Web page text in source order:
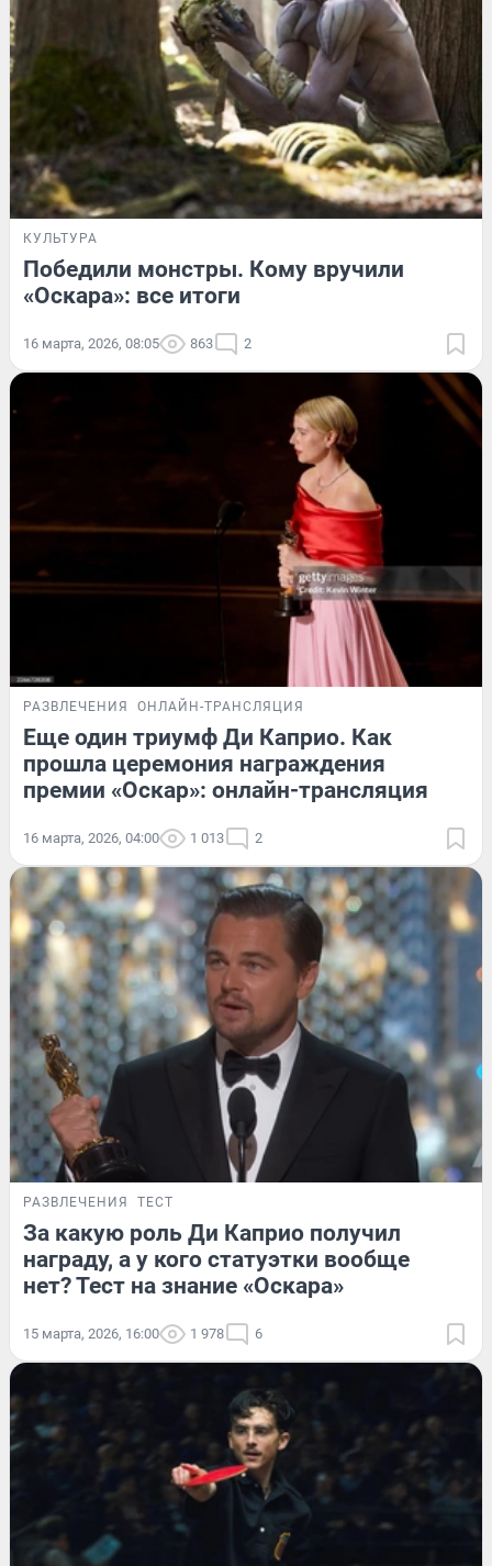
КУЛЬТУРА
Победили монстры. Кому вручили
«Оскара»: все итоги
16 марта, 2026, 08:05 863 2
РАЗВЛЕЧЕНИЯ ОНЛАЙН-ТРАНСЛЯЦИЯ
Еще один триумф Ди Каприо. Как
прошла церемония награждения
премии «Оскар»: онлайн-трансляция
16 марта, 2026, 04:00 1 013 2
РАЗВЛЕЧЕНИЯ ТЕСТ
За какую роль Ди Каприо получил
награду, а у кого статуэтки вообще
нет? Тест на знание «Оскара»
15 марта, 2026, 16:00 1 978 6